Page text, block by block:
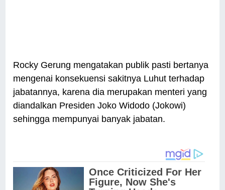
Rocky Gerung mengatakan publik pasti bertanya
mengenai konsekuensi sakitnya Luhut terhadap
jabatannya, karena dia merupakan menteri yang
diandalkan Presiden Joko Widodo (Jokowi)
sehingga mempunyai banyak jabatan.